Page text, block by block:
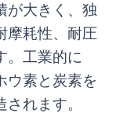
が大きく、独
摩耗性、耐圧
。工業的に
ウ素と炭素を
れます。